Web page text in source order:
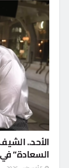
الأحد..
السعادة”